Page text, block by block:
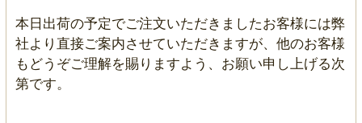
本日出荷の予定でご注文いただきましたお客様には弊
社より直接ご案内させていただきますが、他のお客様
もどうぞご理解を賜りますよう、お願い申し上げる次
第です。